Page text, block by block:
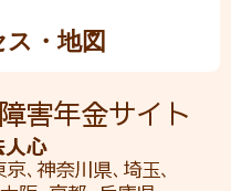
・地図
害年金サイト